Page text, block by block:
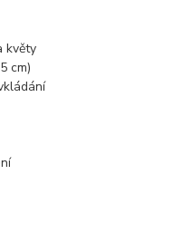
květy
cm)